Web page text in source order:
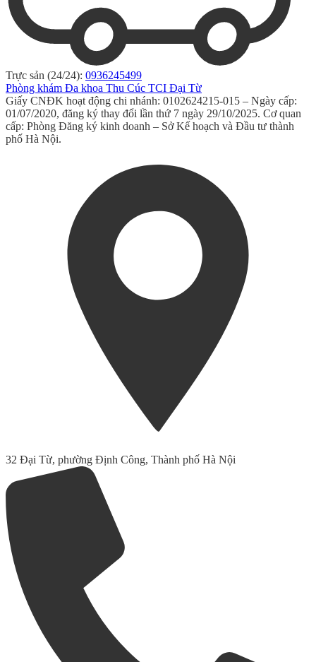
Trực sản (24/24): 0936245499
Phòng khám Đa khoa Thu Cúc TCI Đại Từ
Giấy CNĐK hoạt động chi nhánh: 0102624215-015 – Ngày cấp:
01/07/2020, đăng ký thay đổi lần thứ 7 ngày 29/10/2025. Cơ quan
cấp: Phòng Đăng ký kinh doanh – Sở Kế hoạch và Đầu tư thành
phố Hà Nội.
32 Đại Từ, phường Định Công, Thành phố Hà Nội